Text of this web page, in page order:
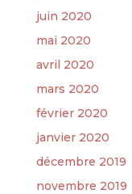
juin 2020
mai 2020
avril 2020
mars 2020
février 2020
janvier 2020
décembre 2019
novembre 2019